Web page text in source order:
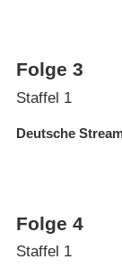
Folge 3
Staffel 1
Deutsche
Folge 4
Staffel 1